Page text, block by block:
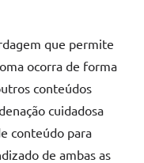
que permite
ocorra de forma
conteúdos
cuidadosa
conteúdo para
de ambas as